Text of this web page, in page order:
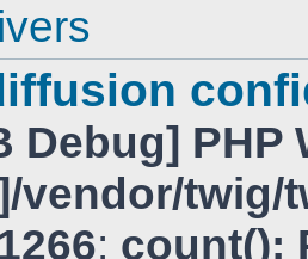
Debug] PHP
vendor/
1266: count():